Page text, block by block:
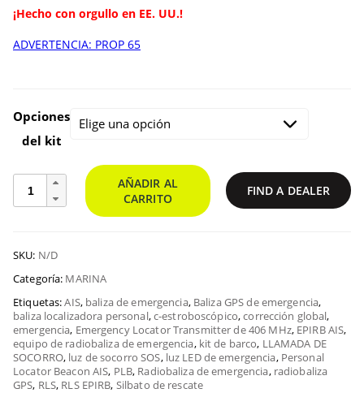
¡Hecho con orgullo en EE. UU.!
ADVERTENCIA: PROP 65
Opciones
del kit
Kits
GlobalFix
V6
cantidad
AÑADIR AL
CARRITO
FIND A DEALER
SKU: N/D
Categoría: MARINA
Etiquetas:AIS, baliza de emergencia, Baliza GPS de emergencia,
baliza localizadora personal,c-estroboscópico,corrección global,
emergencia, Emergency Locator Transmitter de 406 MHz, EPIRB AIS,
equipo de radiobaliza de emergencia, kit de barco, LLAMADA DE
SOCORRO, luz de socorro SOS, luz LED de emergencia, Personal
Locator Beacon AIS, PLB, Radiobaliza de emergencia, radiobaliza
GPS, RLS, RLS EPIRB, Silbato de rescate